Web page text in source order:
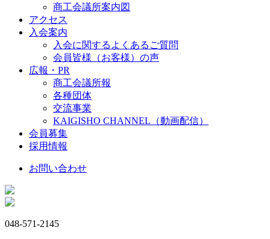
商工会議所案内図
アクセス
入会案内
入会に関するよくあるご質問
会員皆様（お客様）の声
広報・PR
商工会議所報
各種団体
交流事業
KAIGISHO CHANNEL（動画配信）
会員募集
採用情報
お問い合わせ
048-571-2145